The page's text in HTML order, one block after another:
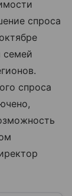
спроса
семей
спроса